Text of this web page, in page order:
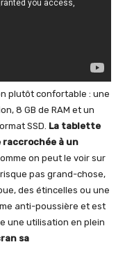
plutôt confortable : une
8 GB de RAM et un
SSD. La tablette
raccrochée à un
on peut le voir sur
pas grand-chose,
des étincelles ou une
anti-poussière et est
une utilisation en plein
sa